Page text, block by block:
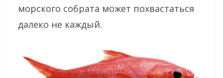
морского собрата может похвастаться
далеко не каждый.